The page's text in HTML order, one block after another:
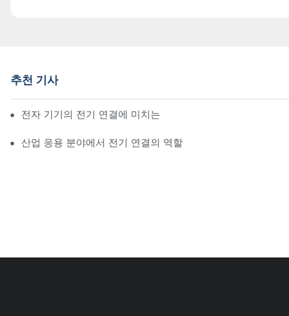
추천 기사
전자 기기의 전기 연결에 미치는 기술의 영향
산업 응용 분야에서 전기 연결의 역할